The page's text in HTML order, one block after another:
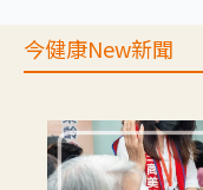
今健康New新聞